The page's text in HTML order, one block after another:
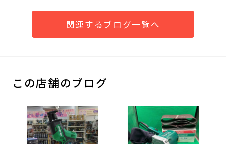
関連するブログ一覧へ
この店舗のブログ